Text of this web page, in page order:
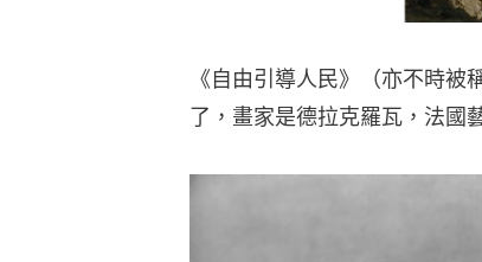
《自由引導人民》（亦不時
了，畫家是德拉克羅瓦，法國